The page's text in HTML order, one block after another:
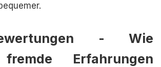
- Wie
Erfahrungen